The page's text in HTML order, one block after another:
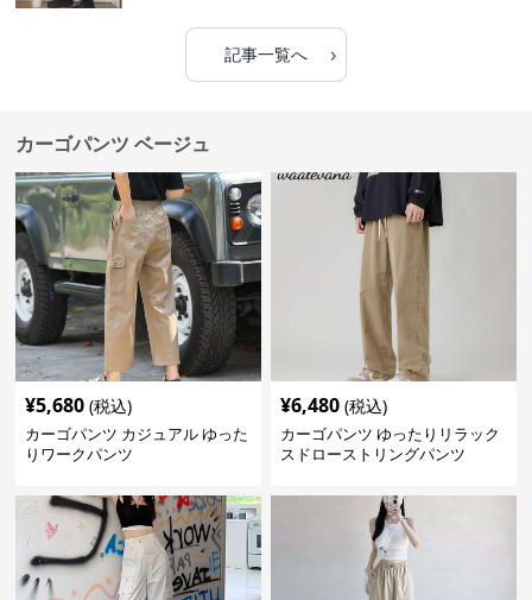
記事一覧へ ›
カーゴパンツ ベージュ
¥5,680 (税込)
カーゴパンツ カジュアル ゆった
りワークパンツ
¥6,480 (税込)
カーゴパンツ ゆったりリラック
スドローストリングパンツ